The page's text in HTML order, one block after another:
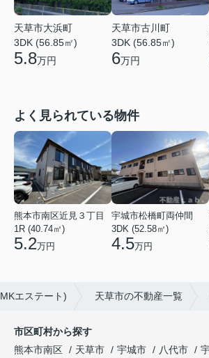
天草市大浜町
3DK (56.85㎡)
5.8万円
天草市古川町
3DK (56.85㎡)
6万円
よく見られている物件
熊本市南区近見３丁目
1R (40.74㎡)
5.2万円
宇城市松橋町両仲間
3DK (52.58㎡)
4.5万円
エステート) 天草市の不動産一覧
市区町村から探す
熊本市南区
天草市 宇城市 八代市